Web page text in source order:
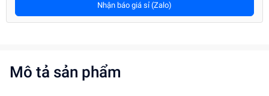
Nhận báo giá sỉ (Zalo)
Mô tả sản phẩm